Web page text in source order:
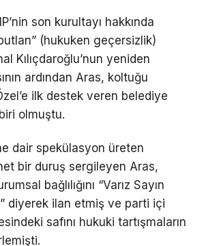
son kurultayı hakkında
(hukuken geçersizlik)
Kılıçdaroğlu’nun yeniden
ardından Aras, koltuğu
ilk destek veren belediye
olmuştu.
dair spekülasyon üreten
bir duruş sergileyen Aras,
bağlılığını “Varız Sayın
diyerek ilan etmiş ve parti içi
safını hukuki tartışmaların